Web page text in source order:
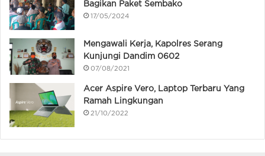
Bagikan Paket Sembako
17/05/2024
Mengawali Kerja, Kapolres Serang
Kunjungi Dandim 0602
07/08/2021
Acer Aspire Vero, Laptop Terbaru Yang
Ramah Lingkungan
21/10/2022